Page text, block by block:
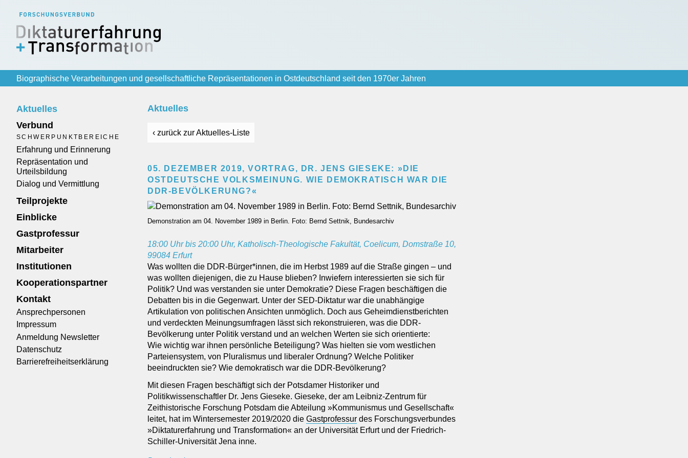
Biographische Verarbeitungen und gesellschaftliche Repräsentationen in Ostdeutschland seit den 1970er Jahren
Aktuelles
Verbund
SCHWERPUNKTBEREICHE
Erfahrung und Erinnerung
Repräsentation und
Urteilsbildung
Dialog und Vermittlung
Teilprojekte
Einblicke
Gastprofessur
Mitarbeiter
Institutionen
Kooperationspartner
Kontakt
Ansprechpersonen
Impressum
Anmeldung Newsletter
Datenschutz
Barrierefreiheitserklärung
Aktuelles
‹ zurück zur Aktuelles-Liste
05. DEZEMBER 2019, VORTRAG, DR. JENS GIESEKE: »DIE
OSTDEUTSCHE VOLKSMEINUNG. WIE DEMOKRATISCH WAR DIE
DDR-BEVÖLKERUNG?«
Demonstration am 04. November 1989 in Berlin. Foto: Bernd Settnik, Bundesarchiv
18:00 Uhr bis 20:00 Uhr, Katholisch-Theologische Fakultät, Coelicum, Domstraße 10,
99084 Erfurt
Was wollten die DDR-Bürger*innen, die im Herbst 1989 auf die Straße gingen – und
was wollten diejenigen, die zu Hause blieben? Inwiefern interessierten sie sich für
Politik? Und was verstanden sie unter Demokratie? Diese Fragen beschäftigen die
Debatten bis in die Gegenwart. Unter der SED-Diktatur war die unabhängige
Artikulation von politischen Ansichten unmöglich. Doch aus Geheimdienstberichten
und verdeckten Meinungsumfragen lässt sich rekonstruieren, was die DDR-
Bevölkerung unter Politik verstand und an welchen Werten sie sich orientierte:
Wie wichtig war ihnen persönliche Beteiligung? Was hielten sie vom westlichen
Parteiensystem, von Pluralismus und liberaler Ordnung? Welche Politiker
beeindruckten sie? Wie demokratisch war die DDR-Bevölkerung?
Mit diesen Fragen beschäftigt sich der Potsdamer Historiker und
Politikwissenschaftler Dr. Jens Gieseke. Gieseke, der am Leibniz-Zentrum für
Zeithistorische Forschung Potsdam die Abteilung »Kommunismus und Gesellschaft«
leitet, hat im Wintersemester 2019/2020 die Gastprofessur des Forschungsverbundes
»Diktaturerfahrung und Transformation« an der Universität Erfurt und der Friedrich-
Schiller-Universität Jena inne.